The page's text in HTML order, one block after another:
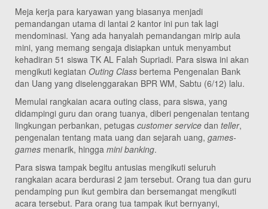
Meja kerja para karyawan yang biasanya menjadi
pemandangan utama di lantai 2 kantor ini pun tak lagi
mendominasi. Yang ada hanyalah pemandangan mirip aula
mini, yang memang sengaja disiapkan untuk menyambut
kehadiran 51 siswa TK AL Falah Supriadi. Para siswa ini akan
mengikuti kegiatan Outing Class bertema Pengenalan Bank
dan Uang yang diselenggarakan BPR WM, Sabtu (6/12) lalu.
Memulai rangkaian acara outing class, para siswa, yang
didampingi guru dan orang tuanya, diberi pengenalan tentang
lingkungan perbankan, petugas customer service dan teller,
pengenalan tentang mata uang dan sejarah uang, games-
games menarik, hingga mini banking.
Para siswa tampak begitu antusias mengikuti seluruh
rangkaian acara berdurasi 2 jam tersebut. Orang tua dan guru
pendamping pun ikut gembira dan bersemangat mengikuti
acara tersebut. Para orang tua tampak ikut bernyanyi,